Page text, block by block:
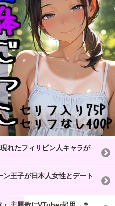
れたフィリピン人キャラが
ン王子が日本人女性とデート
』主題歌にVTuber起用→ま